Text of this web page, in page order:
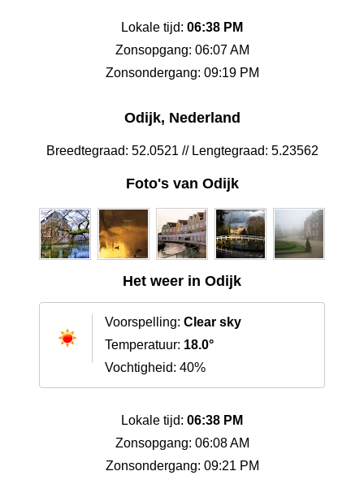
Lokale tijd: 06:38 PM
Zonsopgang: 06:07 AM
Zonsondergang: 09:19 PM
Odijk, Nederland
Breedtegraad: 52.0521 // Lengtegraad: 5.23562
Foto's van Odijk
Het weer in Odijk
Voorspelling: Clear sky
Temperatuur: 18.0°
Vochtigheid: 40%
Lokale tijd: 06:38 PM
Zonsopgang: 06:08 AM
Zonsondergang: 09:21 PM